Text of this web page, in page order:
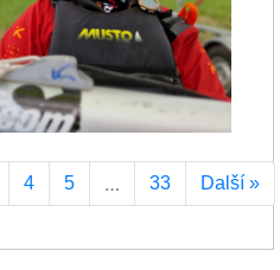
4 5 … 33 Další »